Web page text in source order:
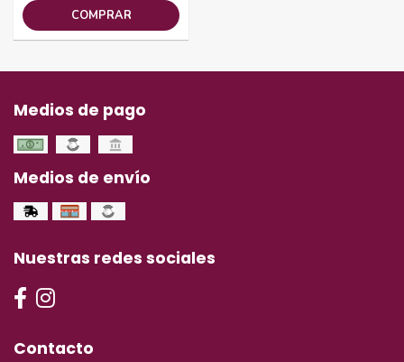
COMPRAR
Medios de pago
Medios de envío
Nuestras redes sociales
Contacto